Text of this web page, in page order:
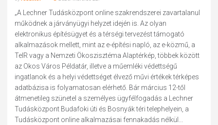
„A Lechner Tudásközpont online szakrendszerei zavartalanul
működnek a járványügyi helyzet idején is. Az olyan
elektronikus építésügyet és a térségi tervezést támogató
alkalmazások mellett, mint az e-építési napló, az e-közmű, a
TeIR vagy a Nemzeti Ökoszisztéma Alaptérkép, többek között
az Okos Város Példatár, illetve a műemléki védettségű
ingatlanok és a helyi védettséget élvező művi értékek térképes
adatbázisa is folyamatosan elérhető. Bár március 12-től
átmenetileg szünetel a személyes ügyfélfogadás a Lechner
Tudásközpont Budafoki úti és Bosnyák téri telephelyein, a
Tudásközpont online alkalmazásai fennakadás nélkül...